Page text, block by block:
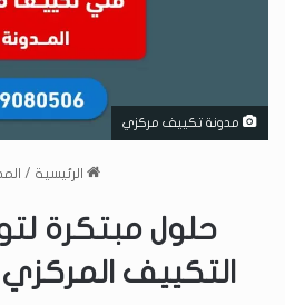
مدونة تكييف مركزي
الرئيسية /
حلول مبتكرة
التكييف